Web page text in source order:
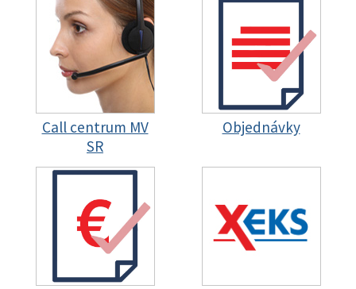
Call centrum MV
SR
Objednávky